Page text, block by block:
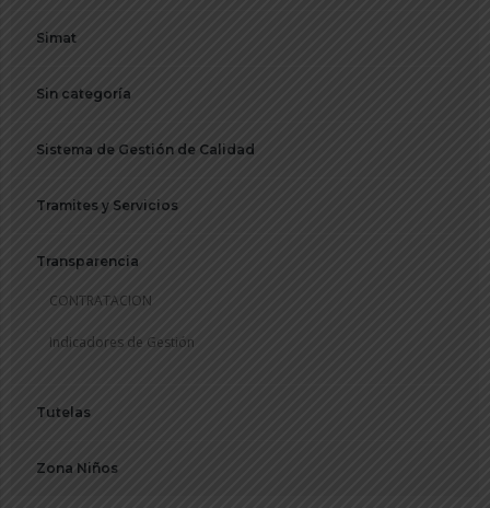
Simat
Sin categoría
Sistema de Gestión de Calidad
Tramites y Servicios
Transparencia
CONTRATACION
Indicadores de Gestión
Tutelas
Zona Niños